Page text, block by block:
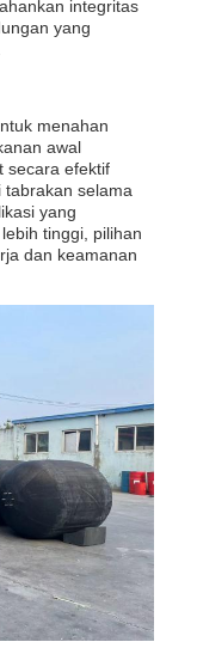
integritas
yang
menahan
awal
secara efektif
selama
yang
tinggi, pilihan
dan keamanan